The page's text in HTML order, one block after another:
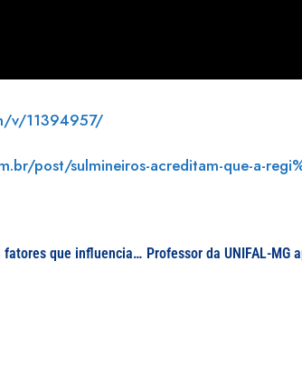
v/11394957/
post/sulmineiros-acreditam-que-a-
Doutorando em Ciências Ambientais pela UNIFAL-MG explica fatores que influenciam aumento de Voçoroca; reportagem aborda problema que ocorre no Distrito Industrial de Machado